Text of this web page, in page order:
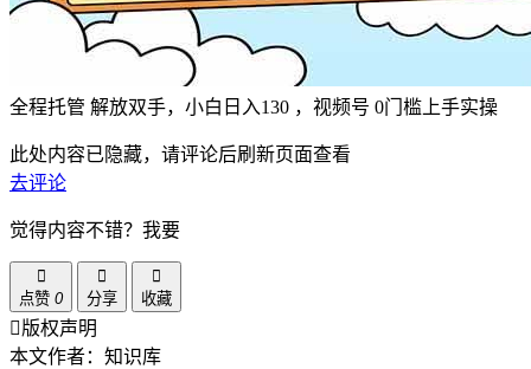
全程托管 解放双手，小白日入130 ，视频号 0门槛上手实操
此处内容已隐藏，请评论后刷新页面查看
去评论
觉得内容不错？我要
点赞 0 分享 收藏
版权声明
本文作者：知识库